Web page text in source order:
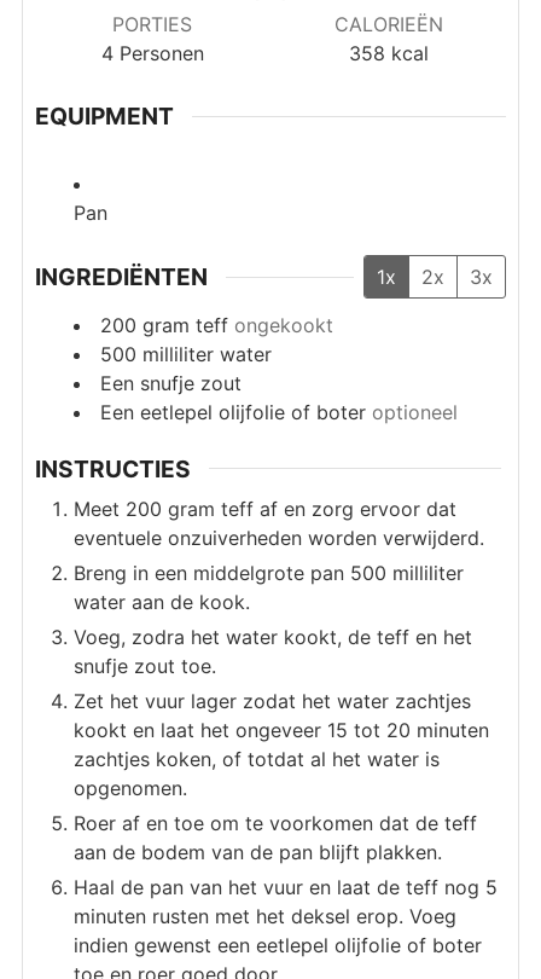
PORTIES
4 Personen
CALORIEËN
358 kcal
EQUIPMENT
Pan
INGREDIËNTEN 1x 2x
3x
200 gram teff ongekookt
500 milliliter water
Een snufje zout
Een eetlepel olijfolie of boter optioneel
INSTRUCTIES
Meet 200 gram teff af en zorg ervoor dat
eventuele onzuiverheden worden verwijderd.
Breng in een middelgrote pan 500 milliliter
water aan de kook.
Voeg, zodra het water kookt, de teff en het
snufje zout toe.
Zet het vuur lager zodat het water zachtjes
kookt en laat het ongeveer 15 tot 20 minuten
zachtjes koken, of totdat al het water is
opgenomen.
Roer af en toe om te voorkomen dat de teff
aan de bodem van de pan blijft plakken.
Haal de pan van het vuur en laat de teff nog 5
minuten rusten met het deksel erop. Voeg
indien gewenst een eetlepel olijfolie of boter